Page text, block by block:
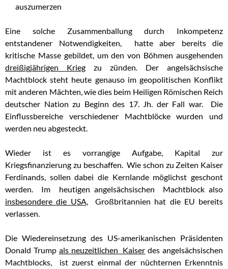
auszumerzen
Eine solche Zusammenballung durch Inkompetenz
entstandener Notwendigkeiten, hatte aber bereits die
kritische Masse gebildet, um den von Böhmen ausgehenden
dreißigjährigen Krieg zu zünden. Der angelsächsische
Machtblock steht heute genauso im geopolitischen Konflikt
mit anderen Mächten, wie dies beim Heiligen Römischen Reich
deutscher Nation zu Beginn des 17. Jh. der Fall war. Die
Einflussbereiche verschiedener Machtblöcke wurden und
werden neu abgesteckt.
Wieder ist es vorrangige Aufgabe, Kapital zur
Kriegsfinanzierung zu beschaffen. Wie schon zu Zeiten Kaiser
Ferdinands, sollen dabei die Kernlande möglichst geschont
werden. Im heutigen angelsächsischen Machtblock also
insbesondere die USA, Großbritannien hat die EU bereits
verlassen.
Die Wiedereinsetzung des US-amerikanischen Präsidenten
Donald Trump als neuzeitlichen Kaiser des angelsächsischen
Machtblocks, ist zuerst einmal der nüchternen Erkenntnis